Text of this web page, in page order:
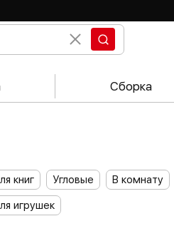
Сборка
книг Угловые В комнату
игрушек